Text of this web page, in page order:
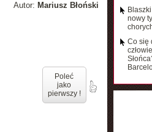
Autor: Mariusz Błoński
Poleć
jako
pierwszy !
nowy
Co się